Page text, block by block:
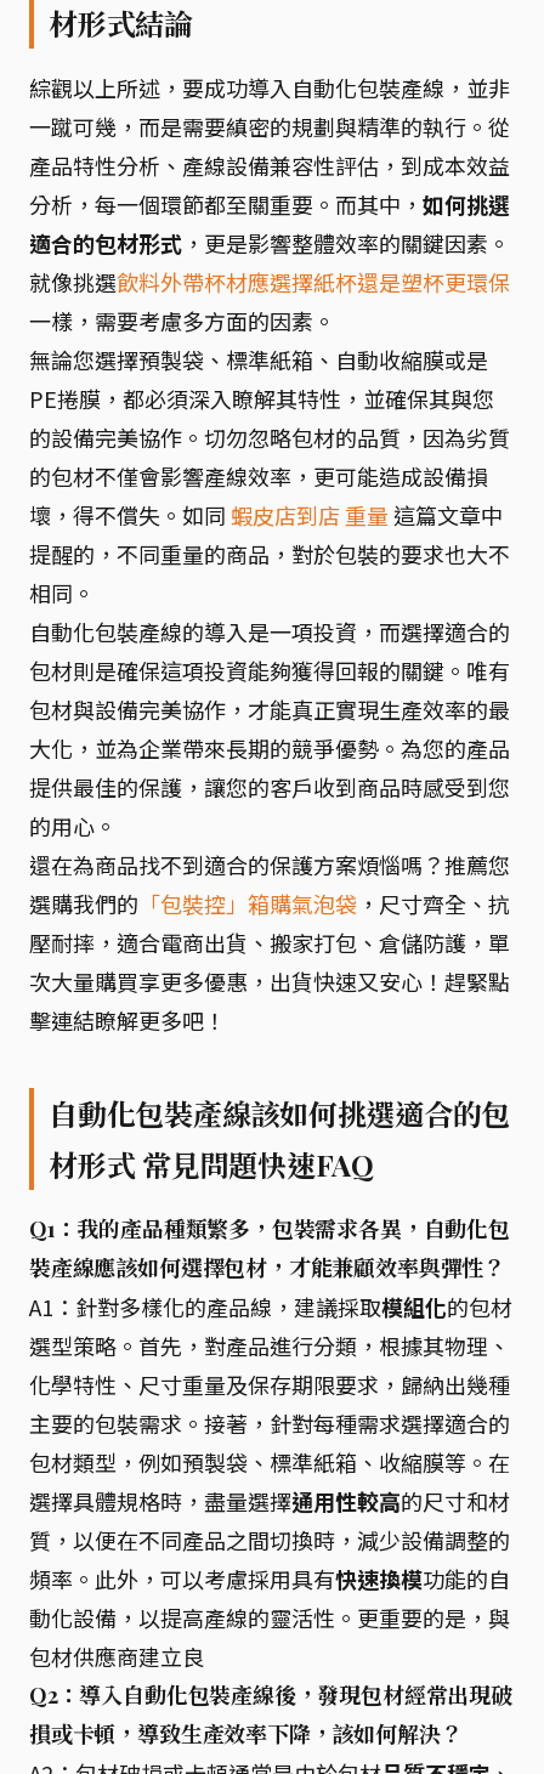
材形式結論
綜觀以上所述，要成功導入自動化包裝產線，並非
一蹴可幾，而是需要縝密的規劃與精準的執行。從
產品特性分析、產線設備兼容性評估，到成本效益
分析，每一個環節都至關重要。而其中， 如何挑選
適合的包材形式 ，更是影響整體效率的關鍵因素。
就像挑選飲料外帶杯材應選擇紙杯還是塑杯更環保
一樣，需要考慮多方面的因素。
無論您選擇預製袋、標準紙箱、自動收縮膜或是
PE捲膜，都必須深入瞭解其特性，並確保其與您
的設備完美協作。切勿忽略包材的品質，因為劣質
的包材不僅會影響產線效率，更可能造成設備損
壞，得不償失。如同 蝦皮店到店 重量 這篇文章中
提醒的，不同重量的商品，對於包裝的要求也大不
相同。
自動化包裝產線的導入是一項投資，而選擇適合的
包材則是確保這項投資能夠獲得回報的關鍵。唯有
包材與設備完美協作，才能真正實現生產效率的最
大化，並為企業帶來長期的競爭優勢。為您的產品
提供最佳的保護，讓您的客戶收到商品時感受到您
的用心。
還在為商品找不到適合的保護方案煩惱嗎？推薦您
選購我們的 「包裝控」箱購氣泡袋 ，尺寸齊全、抗
壓耐摔，適合電商出貨、搬家打包、倉儲防護，單
次大量購買享更多優惠，出貨快速又安心！趕緊點
擊連結瞭解更多吧！
自動化包裝產線該如何挑選適合的包
材形式 常見問題快速FAQ
Q1：我的產品種類繁多，包裝需求各異，自動化包
裝產線應該如何選擇包材，才能兼顧效率與彈性？
A1：針對多樣化的產品線，建議採取模組化的包材
選型策略。首先，對產品進行分類，根據其物理、
化學特性、尺寸重量及保存期限要求，歸納出幾種
主要的包裝需求。接著，針對每種需求選擇適合的
包材類型，例如預製袋、標準紙箱、收縮膜等。在
選擇具體規格時，盡量選擇通用性較高的尺寸和材
質，以便在不同產品之間切換時，減少設備調整的
頻率。此外，可以考慮採用具有快速換模功能的自
動化設備，以提高產線的靈活性。更重要的是，與
包材供應商建立良
Q2：導入自動化包裝產線後，發現包材經常出現破
損或卡頓，導致生產效率下降，該如何解決？